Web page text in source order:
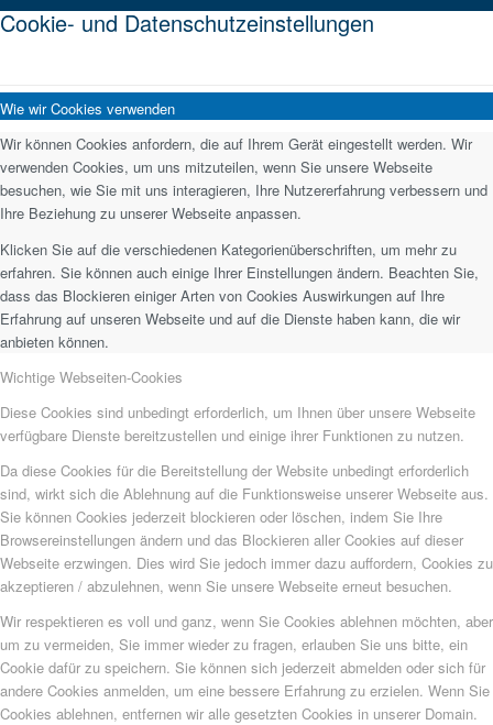
Cookie- und Datenschutzeinstellungen
Wie wir Cookies verwenden
Wir können Cookies anfordern, die auf Ihrem Gerät eingestellt werden. Wir
verwenden Cookies, um uns mitzuteilen, wenn Sie unsere Webseite
besuchen, wie Sie mit uns interagieren, Ihre Nutzererfahrung verbessern und
Ihre Beziehung zu unserer Webseite anpassen.
Klicken Sie auf die verschiedenen Kategorienüberschriften, um mehr zu
erfahren. Sie können auch einige Ihrer Einstellungen ändern. Beachten Sie,
dass das Blockieren einiger Arten von Cookies Auswirkungen auf Ihre
Erfahrung auf unseren Webseite und auf die Dienste haben kann, die wir
anbieten können.
Wichtige Webseiten-Cookies
Diese Cookies sind unbedingt erforderlich, um Ihnen über unsere Webseite
verfügbare Dienste bereitzustellen und einige ihrer Funktionen zu nutzen.
Da diese Cookies für die Bereitstellung der Website unbedingt erforderlich
sind, wirkt sich die Ablehnung auf die Funktionsweise unserer Webseite aus.
Sie können Cookies jederzeit blockieren oder löschen, indem Sie Ihre
Browsereinstellungen ändern und das Blockieren aller Cookies auf dieser
Webseite erzwingen. Dies wird Sie jedoch immer dazu auffordern, Cookies zu
akzeptieren / abzulehnen, wenn Sie unsere Webseite erneut besuchen.
Wir respektieren es voll und ganz, wenn Sie Cookies ablehnen möchten, aber
um zu vermeiden, Sie immer wieder zu fragen, erlauben Sie uns bitte, ein
Cookie dafür zu speichern. Sie können sich jederzeit abmelden oder sich für
andere Cookies anmelden, um eine bessere Erfahrung zu erzielen. Wenn Sie
Cookies ablehnen, entfernen wir alle gesetzten Cookies in unserer Domain.